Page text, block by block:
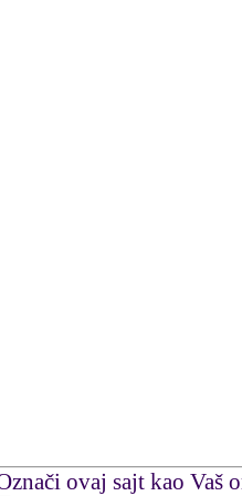
ovaj sajt kao Vaš